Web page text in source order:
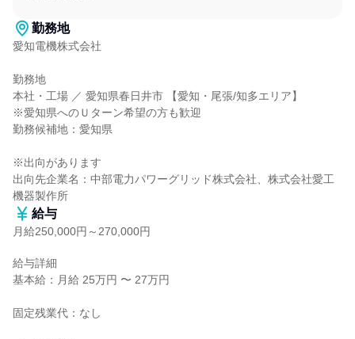
勤務地
愛知電機株式会社
勤務地
本社・工場 ／ 愛知県春日井市 【愛知・尾張/知多エリア】
※愛知県へのＵターン希望の方も歓迎
勤務候補地：愛知県
※出向があります
出向先企業名：中部電力パワーグリッド株式会社、株式会社愛工
機器製作所
給与
月給250,000円～270,000円
給与詳細
基本給：月給 25万円 〜 27万円
固定残業代：なし